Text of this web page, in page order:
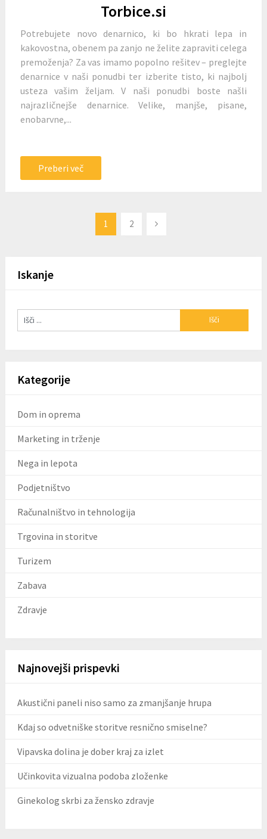
Torbice.si
Potrebujete novo denarnico, ki bo hkrati lepa in
kakovostna, obenem pa zanjo ne želite zapraviti celega
premoženja? Za vas imamo popolno rešitev – preglejte
denarnice v naši ponudbi ter izberite tisto, ki najbolj
usteza vašim željam. V naši ponudbi boste našli
najrazličnejše denarnice. Velike, manjše, pisane,
enobarvne,...
Preberi več
1 2
Iskanje
Kategorije
Dom in oprema
Marketing in trženje
Nega in lepota
Podjetništvo
Računalništvo in tehnologija
Trgovina in storitve
Turizem
Zabava
Zdravje
Najnovejši prispevki
Akustični paneli niso samo za zmanjšanje hrupa
Kdaj so odvetniške storitve resnično smiselne?
Vipavska dolina je dober kraj za izlet
Učinkovita vizualna podoba zloženke
Ginekolog skrbi za žensko zdravje